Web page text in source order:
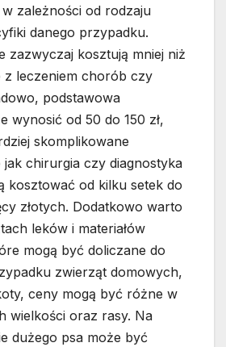
zależności od rodzaju
danego przypadku.
zazwyczaj kosztują mniej niż
z leczeniem chorób czy
podstawowa
wynosić od 50 do 150 zł,
skomplikowane
chirurgia czy diagnostyka
kosztować od kilku setek do
złotych. Dodatkowo warto
leków i materiałów
mogą być doliczane do
zwierząt domowych,
ceny mogą być różne w
wielkości oraz rasy. Na
dużego psa może być